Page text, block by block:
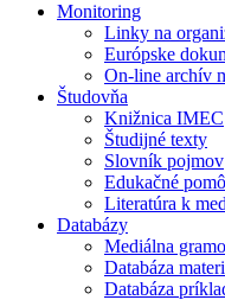
Monitoring
Linky na
Európske
On-line archív
Študovňa
Knižnica IMEC
Študijné texty
Slovník pojmov
Edukačné
Literatúra k
Databázy
Mediálna
Databáza
Databáza